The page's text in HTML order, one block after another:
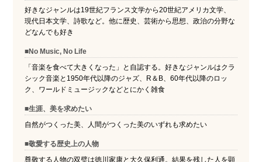
好きなジャンルは19世紀フランス文学から20世紀アメリカ文学、
現代日本文学、詩歌など。他に歴史、芸術から思想、政治の分野な
どなんでも好き
■No Music, No Life
「音楽を食べて大きくなった」と自認する。好きなジャンルはクラ
シック音楽と1950年代以降のジャズ、R＆B、60年代以降のロッ
ク、ワールドミュージックなどとにかく雑食
■生涯、美を求めたい
自然がつくった美、人間がつくった美のいずれも求めたい
■敬愛する歴史上の人物
尊敬する人物の双璧は徳川家康と大久保利通。結果を残した人を顕